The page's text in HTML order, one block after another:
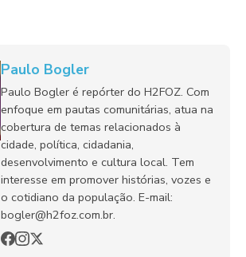
Paulo Bogler
Paulo Bogler é repórter do H2FOZ. Com
enfoque em pautas comunitárias, atua na
cobertura de temas relacionados à
cidade, política, cidadania,
desenvolvimento e cultura local. Tem
interesse em promover histórias, vozes e
o cotidiano da população. E-mail:
bogler@h2foz.com.br.